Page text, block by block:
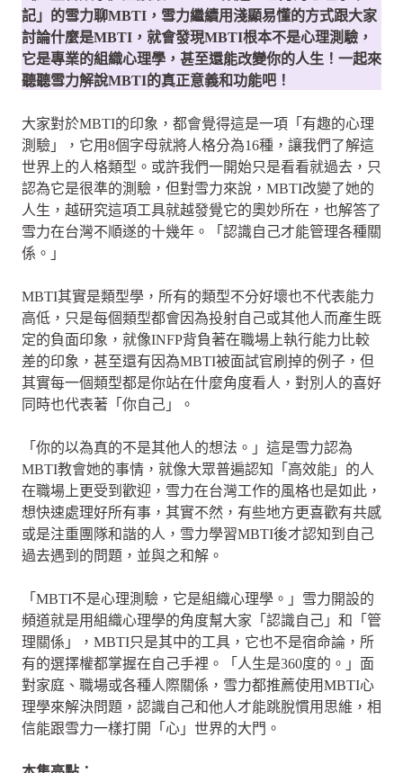
記」的雪力聊MBTI，雪力繼續用淺顯易懂的方式跟大家
討論什麼是MBTI，就會發現MBTI根本不是心理測驗，
它是專業的組織心理學，甚至還能改變你的人生！一起來
聽聽雪力解說MBTI的真正意義和功能吧！
大家對於MBTI的印象，都會覺得這是一項「有趣的心理
測驗」，它用8個字母就將人格分為16種，讓我們了解這
世界上的人格類型。或許我們一開始只是看看就過去，只
認為它是很準的測驗，但對雪力來說，MBTI改變了她的
人生，越研究這項工具就越發覺它的奧妙所在，也解答了
雪力在台灣不順遂的十幾年。「認識自己才能管理各種關
係。」
MBTI其實是類型學，所有的類型不分好壞也不代表能力
高低，只是每個類型都會因為投射自己或其他人而產生既
定的負面印象，就像INFP背負著在職場上執行能力比較
差的印象，甚至還有因為MBTI被面試官刷掉的例子，但
其實每一個類型都是你站在什麼角度看人，對別人的喜好
同時也代表著「你自己」。
「你的以為真的不是其他人的想法。」這是雪力認為
MBTI教會她的事情，就像大眾普遍認知「高效能」的人
在職場上更受到歡迎，雪力在台灣工作的風格也是如此，
想快速處理好所有事，其實不然，有些地方更喜歡有共感
或是注重團隊和諧的人，雪力學習MBTI後才認知到自己
過去遇到的問題，並與之和解。
「MBTI不是心理測驗，它是組織心理學。」雪力開設的
頻道就是用組織心理學的角度幫大家「認識自己」和「管
理關係」，MBTI只是其中的工具，它也不是宿命論，所
有的選擇權都掌握在自己手裡。「人生是360度的。」面
對家庭、職場或各種人際關係，雪力都推薦使用MBTI心
理學來解決問題，認識自己和他人才能跳脫慣用思維，相
信能跟雪力一樣打開「心」世界的大門。